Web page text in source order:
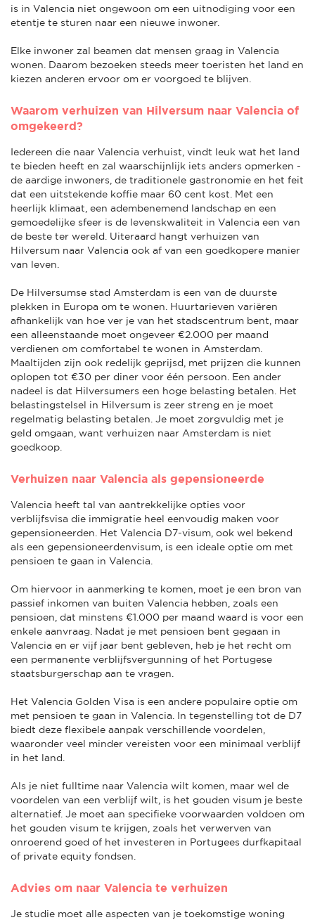
is in Valencia niet ongewoon om een uitnodiging voor een
etentje te sturen naar een nieuwe inwoner.
Elke inwoner zal beamen dat mensen graag in Valencia
wonen. Daarom bezoeken steeds meer toeristen het land en
kiezen anderen ervoor om er voorgoed te blijven.
Waarom verhuizen van Hilversum naar Valencia of
omgekeerd?
Iedereen die naar Valencia verhuist, vindt leuk wat het land
te bieden heeft en zal waarschijnlijk iets anders opmerken -
de aardige inwoners, de traditionele gastronomie en het feit
dat een uitstekende koffie maar 60 cent kost. Met een
heerlijk klimaat, een adembenemend landschap en een
gemoedelijke sfeer is de levenskwaliteit in Valencia een van
de beste ter wereld. Uiteraard hangt verhuizen van
Hilversum naar Valencia ook af van een goedkopere manier
van leven.
De Hilversumse stad Amsterdam is een van de duurste
plekken in Europa om te wonen. Huurtarieven variëren
afhankelijk van hoe ver je van het stadscentrum bent, maar
een alleenstaande moet ongeveer €2.000 per maand
verdienen om comfortabel te wonen in Amsterdam.
Maaltijden zijn ook redelijk geprijsd, met prijzen die kunnen
oplopen tot €30 per diner voor één persoon. Een ander
nadeel is dat Hilversumers een hoge belasting betalen. Het
belastingstelsel in Hilversum is zeer streng en je moet
regelmatig belasting betalen. Je moet zorgvuldig met je
geld omgaan, want verhuizen naar Amsterdam is niet
goedkoop.
Verhuizen naar Valencia als gepensioneerde
Valencia heeft tal van aantrekkelijke opties voor
verblijfsvisa die immigratie heel eenvoudig maken voor
gepensioneerden. Het Valencia D7-visum, ook wel bekend
als een gepensioneerdenvisum, is een ideale optie om met
pensioen te gaan in Valencia.
Om hiervoor in aanmerking te komen, moet je een bron van
passief inkomen van buiten Valencia hebben, zoals een
pensioen, dat minstens €1.000 per maand waard is voor een
enkele aanvraag. Nadat je met pensioen bent gegaan in
Valencia en er vijf jaar bent gebleven, heb je het recht om
een permanente verblijfsvergunning of het Portugese
staatsburgerschap aan te vragen.
Het Valencia Golden Visa is een andere populaire optie om
met pensioen te gaan in Valencia. In tegenstelling tot de D7
biedt deze flexibele aanpak verschillende voordelen,
waaronder veel minder vereisten voor een minimaal verblijf
in het land.
Als je niet fulltime naar Valencia wilt komen, maar wel de
voordelen van een verblijf wilt, is het gouden visum je beste
alternatief. Je moet aan specifieke voorwaarden voldoen om
het gouden visum te krijgen, zoals het verwerven van
onroerend goed of het investeren in Portugees durfkapitaal
of private equity fondsen.
Advies om naar Valencia te verhuizen
Je studie moet alle aspecten van je toekomstige woning